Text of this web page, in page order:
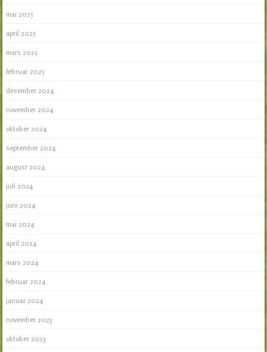
mai 2025
april 2025
mars 2025
februar 2025
desember 2024
november 2024
oktober 2024
september 2024
august 2024
juli 2024
juni 2024
mai 2024
april 2024
mars 2024
februar 2024
januar 2024
november 2023
oktober 2023